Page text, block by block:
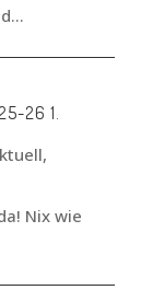
26 1.
,
Nix wie